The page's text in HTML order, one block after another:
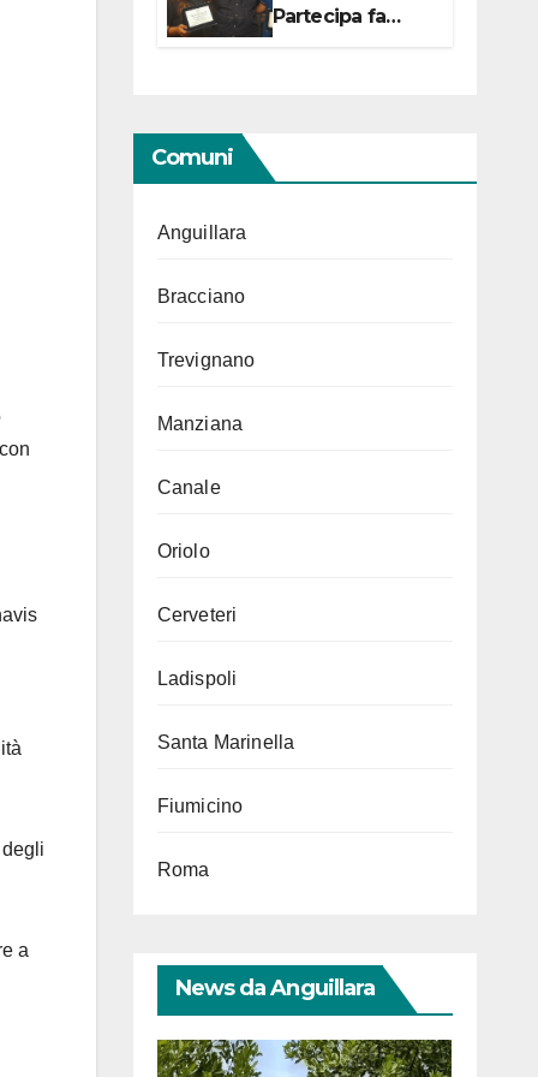
a
Partecipa fa
centro con due
Comuni
Anguillara
Bracciano
Trevignano
Manziana
Canale
Oriolo
Cerveteri
Ladispoli
Santa Marinella
Fiumicino
Roma
News da Anguillara